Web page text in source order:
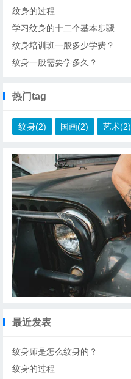
纹身的过程
学习纹身的十二个基本步骤
纹身培训班一般多少学费？
纹身一般需要学多久？
热门tag
纹身(2) 国画(2) 艺术(2)
最近发表
纹身师是怎么纹身的？
纹身的过程